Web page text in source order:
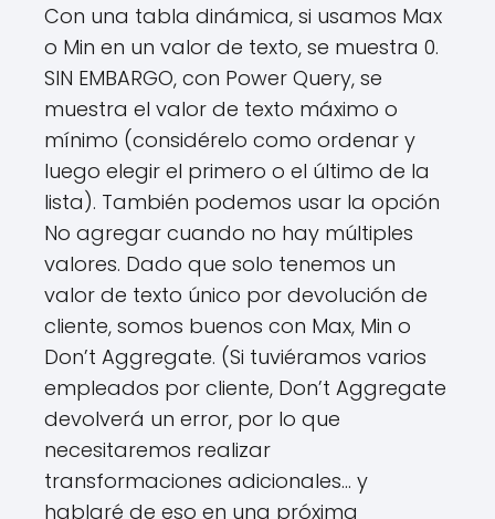
Con una tabla dinámica, si usamos Max
o Min en un valor de texto, se muestra 0.
SIN EMBARGO, con Power Query, se
muestra el valor de texto máximo o
mínimo (considérelo como ordenar y
luego elegir el primero o el último de la
lista). También podemos usar la opción
No agregar cuando no hay múltiples
valores. Dado que solo tenemos un
valor de texto único por devolución de
cliente, somos buenos con Max, Min o
Don’t Aggregate. (Si tuviéramos varios
empleados por cliente, Don’t Aggregate
devolverá un error, por lo que
necesitaremos realizar
transformaciones adicionales… y
hablaré de eso en una próxima